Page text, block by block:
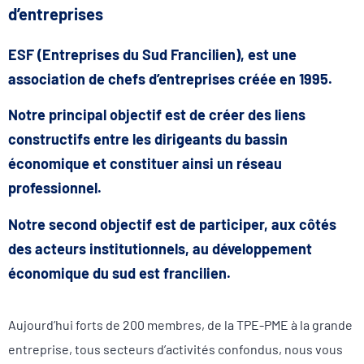
d’entreprises
ESF (Entreprises du Sud Francilien), est une
association de chefs d’entreprises créée en 1995.
Notre principal objectif est de créer des liens
constructifs entre les dirigeants du bassin
économique et constituer ainsi un réseau
professionnel.
Notre second objectif est de participer, aux côtés
des acteurs institutionnels, au développement
économique du sud est francilien.
Aujourd’hui forts de 200 membres, de la TPE-PME à la grande
entreprise, tous secteurs d’activités confondus, nous vous